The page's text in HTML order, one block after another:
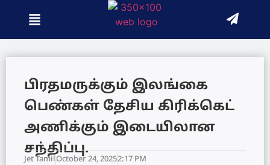
பிரதமருக்கும் இலங்கை
பெண்கள் தேசிய கிரிக்கெட்
அணிக்கும் இடையிலான
சந்திப்பு.
Jet TamilOctober 24, 20252:17 PM